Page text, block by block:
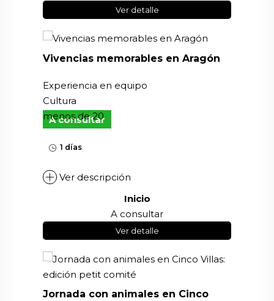
Ver detalle
A consultar
Vivencias memorables en Aragón
Experiencia en equipo
Cultura
menos de 20
1 días
Ver descripción
Inicio
A consultar
Ver detalle
Jornada con animales en Cinco